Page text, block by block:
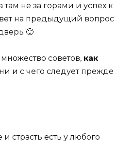
не за горами и успех к
на предыдущий вопрос
🙂
советов, как
и с чего следует прежде
страсть есть у любого